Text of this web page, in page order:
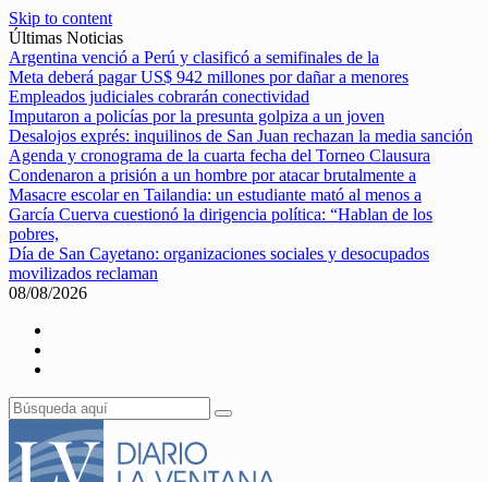
Skip to content
Últimas Noticias
Argentina venció a Perú y clasificó a semifinales de la
Meta deberá pagar US$ 942 millones por dañar a menores
Empleados judiciales cobrarán conectividad
Imputaron a policías por la presunta golpiza a un joven
Desalojos exprés: inquilinos de San Juan rechazan la media sanción
Agenda y cronograma de la cuarta fecha del Torneo Clausura
Condenaron a prisión a un hombre por atacar brutalmente a
Masacre escolar en Tailandia: un estudiante mató al menos a
García Cuerva cuestionó la dirigencia política: “Hablan de los
pobres,
Día de San Cayetano: organizaciones sociales y desocupados
movilizados reclaman
08/08/2026